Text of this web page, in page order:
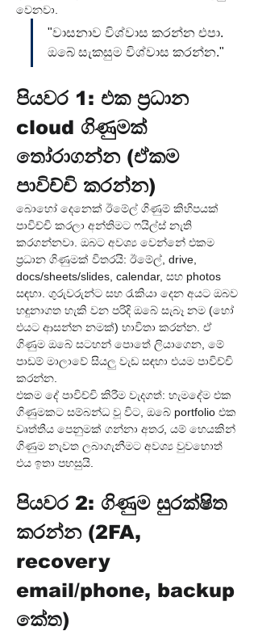
වෙනවා.
"වාසනාව විශ්වාස කරන්න එපා.
ඔබේ සැකසුම විශ්වාස කරන්න."
පියවර 1: එක ප්‍රධාන
cloud ගිණුමක්
තෝරාගන්න (ඒකම
පාවිච්චි කරන්න)
බොහෝ දෙනෙක් ඊමේල් ගිණුම් කිහිපයක්
පාවිච්චි කරලා අන්තිමට ෆයිල්ස් නැති
කරගන්නවා. ඔබට අවශ්‍ය වෙන්නේ එකම
ප්‍රධාන ගිණුමක් විතරයි: ඊමේල්, drive,
docs/sheets/slides, calendar, සහ photos
සඳහා. ගුරුවරුන්ට සහ රැකියා දෙන අයට ඔබව
හඳුනාගත හැකි වන පරිදි ඔබේ සැබෑ නම (හෝ
එයට ආසන්න නමක්) භාවිතා කරන්න. ඒ
ගිණුම ඔබේ සටහන් පොතේ ලියාගෙන, මේ
පාඩම් මාලාවේ සියලු වැඩ සඳහා එයම පාවිච්චි
කරන්න.
එකම දේ පාවිච්චි කිරීම වැදගත්: හැමදේම එක
ගිණුමකට සම්බන්ධ වූ විට, ඔබේ portfolio එක
වෘත්තීය පෙනුමක් ගන්නා අතර, යම් හෙයකින්
ගිණුම නැවත ලබාගැනීමට අවශ්‍ය වුවහොත්
එය ඉතා පහසුයි.
පියවර 2: ගිණුම සුරක්ෂිත
කරන්න (2FA,
recovery
email/phone, backup
කේත)